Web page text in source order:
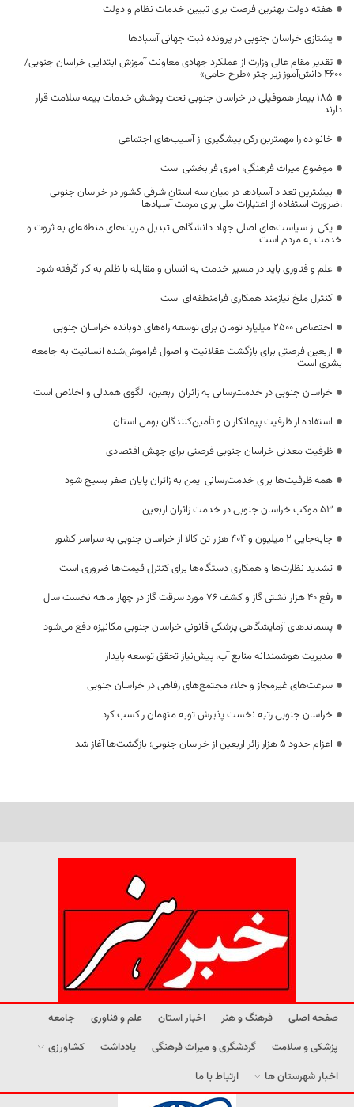
هفته دولت بهترین فرصت برای تبیین خدمات نظام و دولت
یشتازی خراسان جنوبی در پرونده ثبت جهانی آسبادها
تقدیر مقام عالی وزارت از عملکرد جهادی معاونت آموزش ابتدایی خراسان جنوبی/
۴۶۰۰ دانش‌آموز زیر چتر «طرح حامی»
۱۸۵ بیمار هموفیلی در خراسان جنوبی تحت پوشش خدمات بیمه سلامت قرار
دارند
خانواده را مهمترین رکن پیشگیری از آسیب‌های اجتماعی
موضوع میراث فرهنگی، امری فرابخشی است
بیشترین تعداد آسبادها در میان سه استان شرقی کشور در خراسان جنوبی
،ضرورت استفاده از اعتبارات ملی برای مرمت آسبادها
یکی از سیاست‌های اصلی جهاد دانشگاهی تبدیل مزیت‌های منطقه‌ای به ثروت و
خدمت به مردم است
علم و فناوری باید در مسیر خدمت به انسان و مقابله با ظلم به کار گرفته شود
کنترل ملخ نیازمند همکاری فرامنطقه‌ای است
اختصاص 2500 میلیارد تومان برای توسعه راه‌های دوبانده خراسان جنوبی
اربعین فرصتی برای بازگشت عقلانیت و اصول فراموش‌شده انسانیت به جامعه
بشری است
خراسان جنوبی در خدمت‌رسانی به زائران اربعین، الگوی همدلی و اخلاص است
استفاده از ظرفیت پیمانکاران و تأمین‌کنندگان بومی استان
ظرفیت معدنی خراسان جنوبی فرصتی برای جهش اقتصادی
همه ظرفیت‌ها برای خدمت‌رسانی ایمن به زائران پایان صفر بسیج شود
53 موکب خراسان جنوبی در خدمت زائران اربعین
جابه‌جایی 2 میلیون و 404 هزار تن کالا از خراسان جنوبی به سراسر کشور
تشدید نظارت‌ها و همکاری دستگاه‌ها برای کنترل قیمت‌ها ضروری است
رفع 40 هزار نشتی گاز و کشف 76 مورد سرقت گاز در چهار ماهه نخست سال
پسماندهای آزمایشگاهی پزشکی قانونی خراسان جنوبی مکانیزه دفع می‌شود
مدیریت هوشمندانه منابع آب، پیش‌نیاز تحقق توسعه پایدار
سرعت‌های غیرمجاز و خلاء مجتمع‌های رفاهی در خراسان جنوبی
خراسان جنوبی رتبه نخست پذیرش توبه متهمان راکسب کرد
اعزام حدود 5 هزار زائر اربعین از خراسان جنوبی؛ بازگشت‌ها آغاز شد
صفحه اصلی فرهنگ و هنر اخبار استان علم و فناوری
جامعه
پزشکی و سلامت
گردشگری و میراث فرهنگی یادداشت
کشاورزی
اخبار شهرستان ها
ارتباط با ما